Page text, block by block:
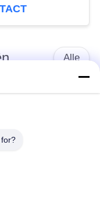
Alle
van de
van